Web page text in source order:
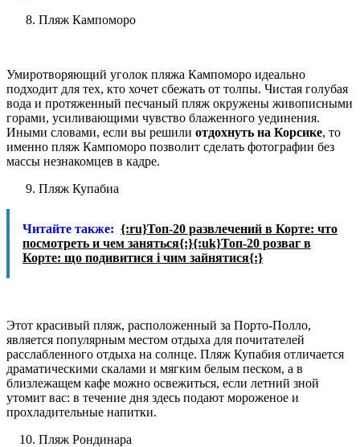
Пляж Кампоморо
Умиротворяющий уголок пляжа Кампоморо идеально
подходит для тех, кто хочет сбежать от толпы. Чистая голубая
вода и протяженный песчаный пляж окружены живописными
горами, усиливающими чувство блаженного уединения.
Иными словами, если вы решили отдохнуть на Корсике, то
именно пляж Кампоморо позволит сделать фотографии без
массы незнакомцев в кадре.
Пляж Купабиа
Читайте также: {:ru}Топ-20 развлечений в Корте: что
посмотреть и чем заняться{:}{:uk}Топ-20 розваг в
Корте: що подивитися і чим зайнятися{:}
Этот красивый пляж, расположенный за Порто-Полло,
является популярным местом отдыха для почитателей
расслабленного отдыха на солнце. Пляж Купабия отличается
драматическими скалами и мягким белым песком, а в
близлежащем кафе можно освежиться, если летний зной
утомит вас: в течение дня здесь подают мороженое и
прохладительные напитки.
Пляж Рондинара